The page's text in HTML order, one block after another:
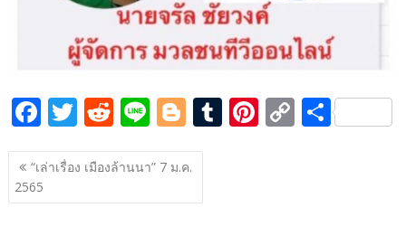
F
ac
e
b
T
w
itt
er
R
e
d
di
Li
n
e
Bl
o
g
g
T Pi C S
แนะแนว
เรื่อง
“เล่าเรื่อง เมืองล้านนา” 7 ม.ค.
2565